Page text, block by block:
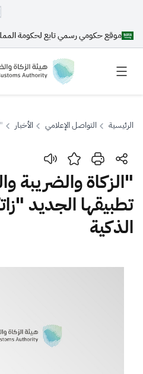
موقع حكومي رسمي تابع لحكومة
بحث
بحث بحث AI
اقتراحات
الزكاة الجمارك
الرئيسية التواصل الإعلامي الأخبار
"الزكاة والضريبة
تطبيقها الجديد
الذكية